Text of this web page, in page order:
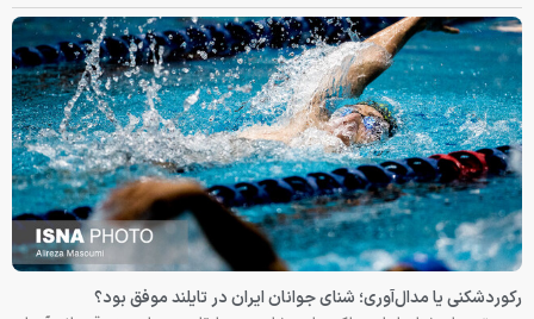
رکوردشکنی یا مدال‌آوری؛ شنای جوانان ایران در تایلند موفق بود؟